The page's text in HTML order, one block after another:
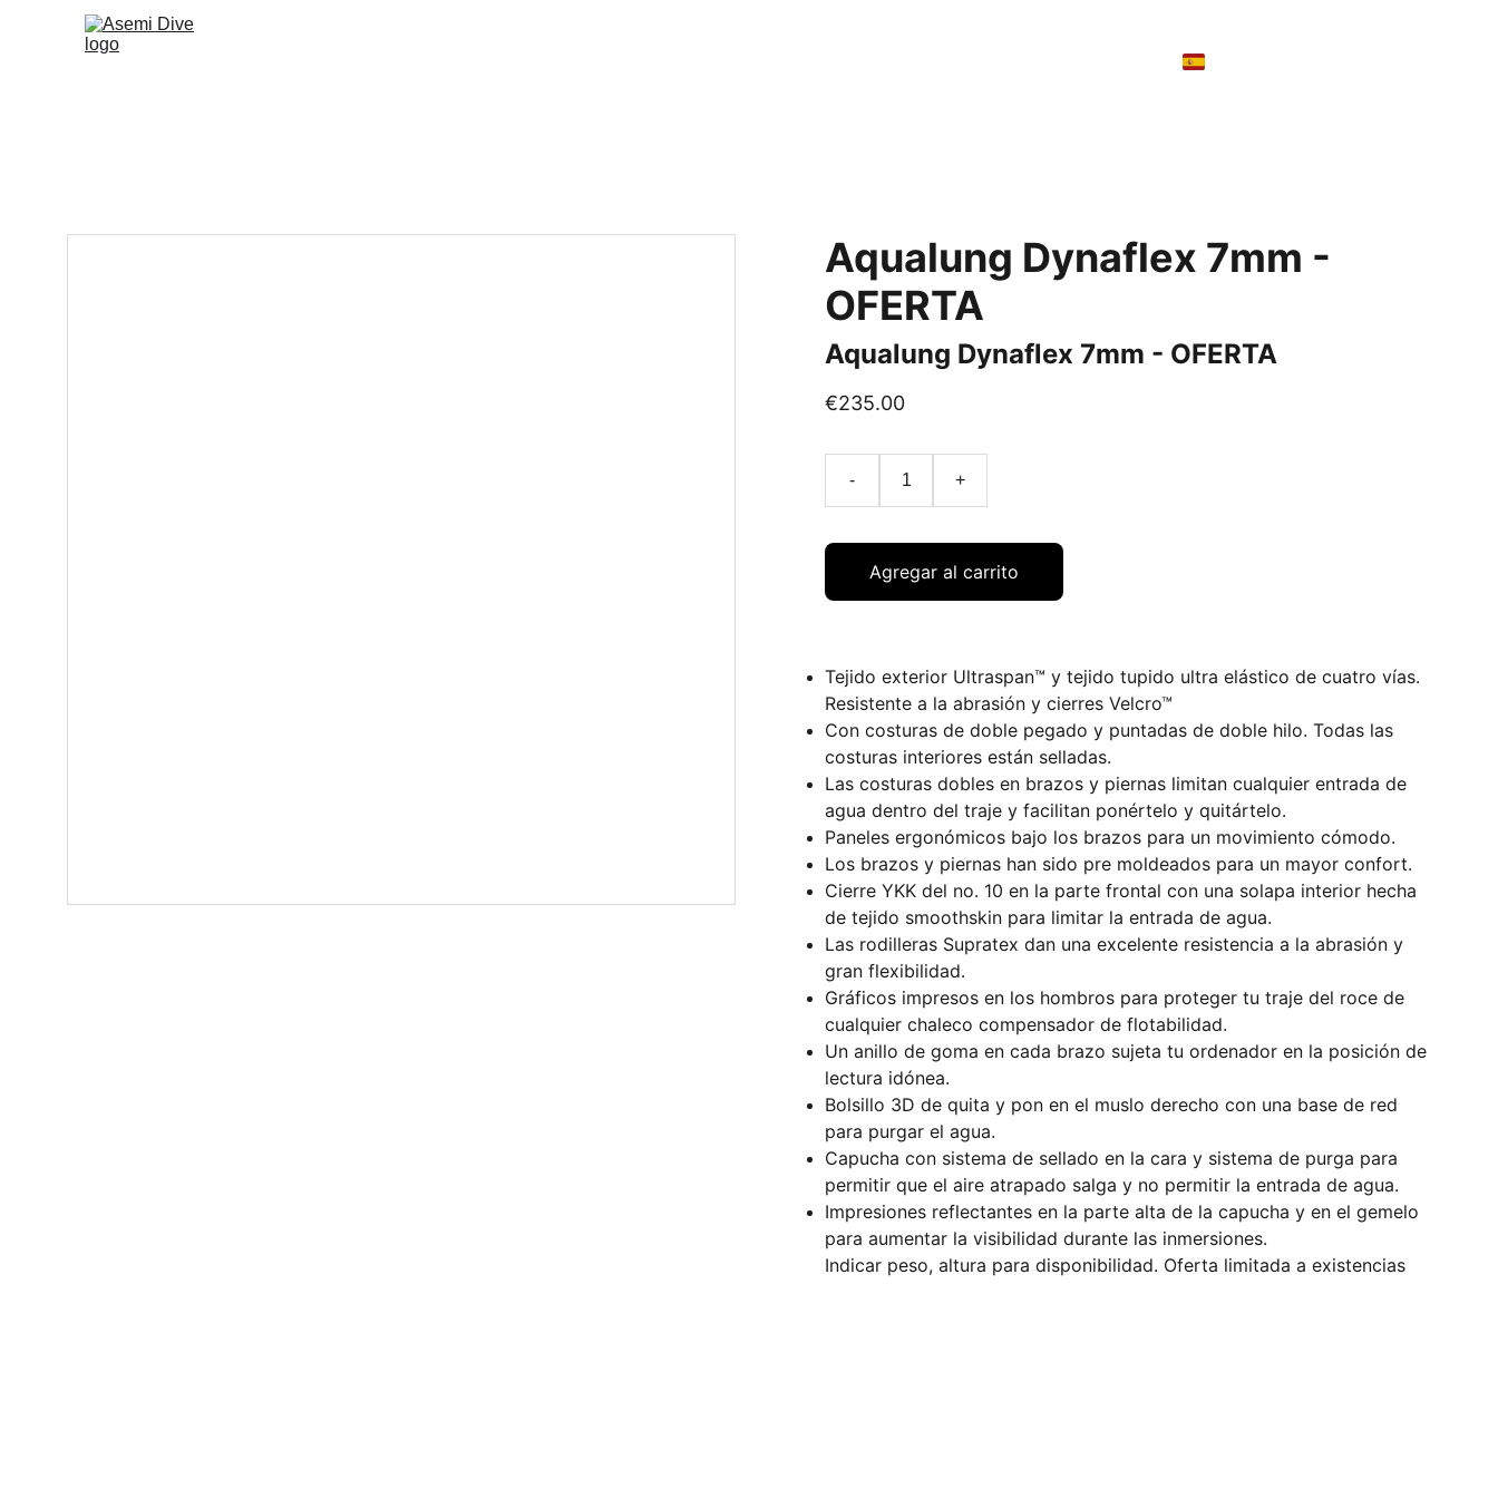
Aqualung Dynaflex 7mm -
OFERTA
Aqualung Dynaflex 7mm - OFERTA
€235.00
- +
Agregar al carrito
Tejido exterior Ultraspan™ y tejido tupido ultra elástico de cuatro vías.
Resistente a la abrasión y cierres Velcro™
Con costuras de doble pegado y puntadas de doble hilo. Todas las
costuras interiores están selladas.
Las costuras dobles en brazos y piernas limitan cualquier entrada de
agua dentro del traje y facilitan ponértelo y quitártelo.
Paneles ergonómicos bajo los brazos para un movimiento cómodo.
Los brazos y piernas han sido pre moldeados para un mayor confort.
Cierre YKK del no. 10 en la parte frontal con una solapa interior hecha
de tejido smoothskin para limitar la entrada de agua.
Las rodilleras Supratex dan una excelente resistencia a la abrasión y
gran flexibilidad.
Gráficos impresos en los hombros para proteger tu traje del roce de
cualquier chaleco compensador de flotabilidad.
Un anillo de goma en cada brazo sujeta tu ordenador en la posición de
lectura idónea.
Bolsillo 3D de quita y pon en el muslo derecho con una base de red
para purgar el agua.
Capucha con sistema de sellado en la cara y sistema de purga para
permitir que el aire atrapado salga y no permitir la entrada de agua.
Impresiones reflectantes en la parte alta de la capucha y en el gemelo
para aumentar la visibilidad durante las inmersiones.
Indicar peso, altura para disponibilidad. Oferta limitada a existencias